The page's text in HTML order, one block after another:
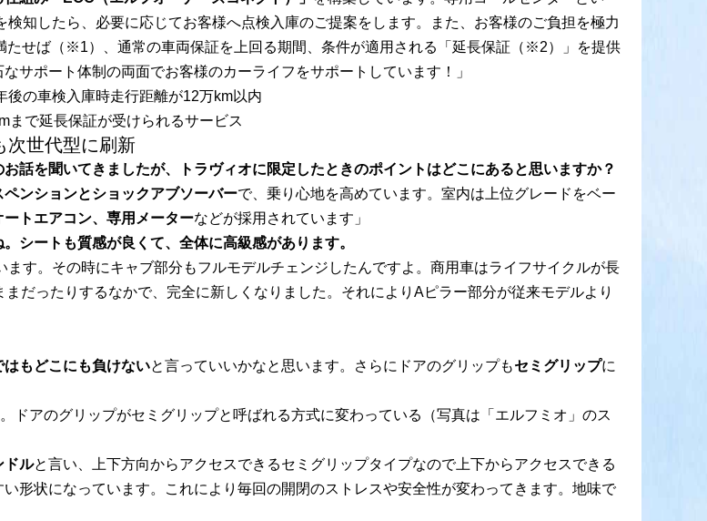
知したら、必要に応じてお客様へ点検入庫のご提案をします。また、お客様のご負担を極力
せば（※1）、通常の車両保証を上回る期間、条件が適用される「延長保証（※2）」を提供
サポート体制の両面でお客様のカーライフをサポートしています！」
の車検入庫時走行距離が12万km以内
で延長保証が受けられるサービス
次世代型に刷新
話を聞いてきましたが、トラヴィオに限定したときのポイントはどこにあると思いますか？
ンションとショックアブソーバーで、乗り心地を高めています。室内は上位グレードをベー
トエアコン、専用メーターなどが採用されています」
シートも質感が良くて、全体に高級感があります。
す。その時にキャブ部分もフルモデルチェンジしたんですよ。商用車はライフサイクルが長
だったりするなかで、完全に新しくなりました。それによりAピラー部分が従来モデルより
もどこにも負けないと言っていいかなと思います。さらにドアのグリップもセミグリップに
ドアのグリップがセミグリップと呼ばれる方式に変わっている（写真は「エルフミオ」のス
ドルと言い、上下方向からアクセスできるセミグリップタイプなので上下からアクセスできる
形状になっています。これにより毎回の開閉のストレスや安全性が変わってきます。地味で